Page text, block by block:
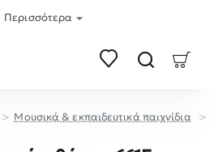
Περισσότερα
Μουσικά & εκπαιδευτικά παιχνίδια